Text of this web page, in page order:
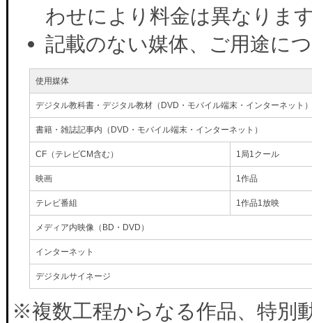
わせにより料金は異なりま
記載のない媒体、ご用途に
使用媒体
デジタル教科書・デジタル教材（DVD・モバイル端末・インターネット）
書籍・雑誌記事内（DVD・モバイル端末・インターネット）
CF（テレビCM含む） 1局1クール
映画 1作品
テレビ番組 1作品1放映
メディア内映像（BD・DVD）
インターネット
デジタルサイネージ
※複数工程からなる作品、特別